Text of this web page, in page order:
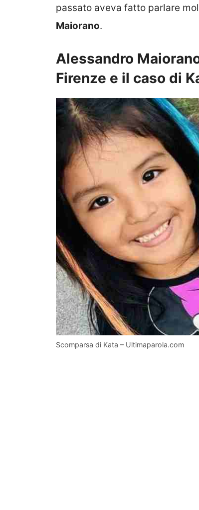
passato aveva fatto parlare
Maiorano.
Alessandro
Firenze e il caso di
Scomparsa di Kata – Ultimaparola.com